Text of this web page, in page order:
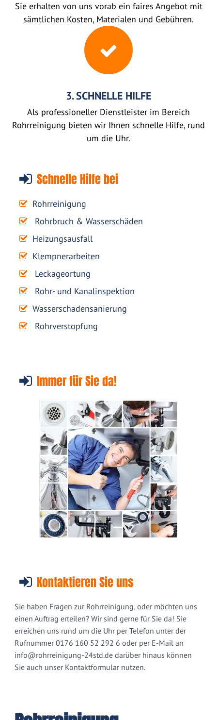
Sie erhalten von uns vorab ein faires Angebot mit
sämtlichen Kosten, Materialen und Gebühren.
3. SCHNELLE HILFE
Als professioneller Dienstleister im Bereich
Rohrreinigung bieten wir Ihnen schnelle Hilfe, rund
um die Uhr.
Schnelle Hilfe bei
Rohrreinigung
Rohrbruch & Wasserschäden
Heizungsausfall
Klempnerarbeiten
Leckageortung
Rohr- und Kanalinspektion
Wasserschadensanierung
Rohrverstopfung
Immer für Sie da!
Kontaktieren Sie uns
Sie haben Fragen zur Rohrreinigung, oder möchten uns
einen Auftrag erteilen? Wir sind gerne für Sie da! Sie
erreichen uns rund um die Uhr per Telefon unter der
Rufnummer 0176 160 52 292 6 oder per E-Mail an
info@rohrreinigung-24std.de darüber hinaus können
Sie auch unser Kontaktformular nutzen.